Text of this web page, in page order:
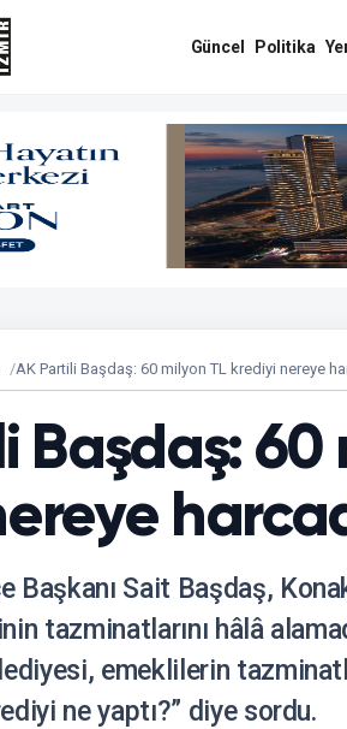
Güncel Politika
AK Partili Başdaş: 60 milyon TL krediyi nereye
Başdaş: 60
Başkanı Sait Başdaş,
tazminatlarını hâlâ
emeklilerin
ne yaptı?” diye sordu.